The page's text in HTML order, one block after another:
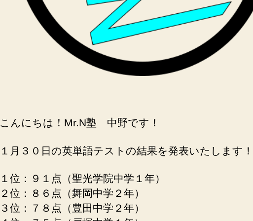
こんにちは！Mr.N塾 中野です！
１月３０日の英単語テストの結果を発表いたします！
１位：９１点（聖光学院中学１年）
２位：８６点（舞岡中学２年）
３位：７８点（豊田中学２年）